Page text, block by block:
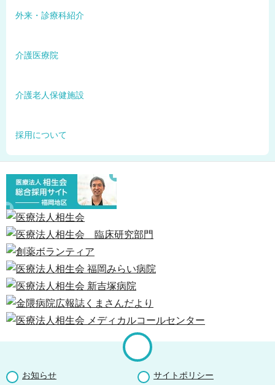
外来・診療科紹介
介護医療院
介護老人保健施設
採用について
お知らせ サイトポリシー